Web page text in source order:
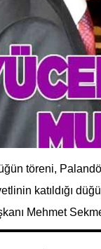
töreni,
katıldığı
Mehmet